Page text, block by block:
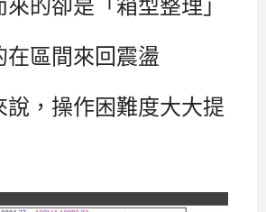
區間來回震盪
說，操作困難度大大提